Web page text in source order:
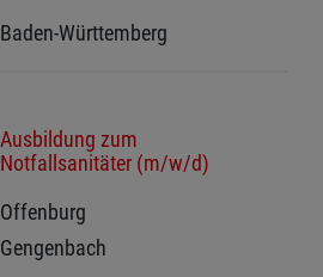
Baden-Württemberg
Ausbildung zum
Notfallsanitäter (m/w/d)
Offenburg
Gengenbach